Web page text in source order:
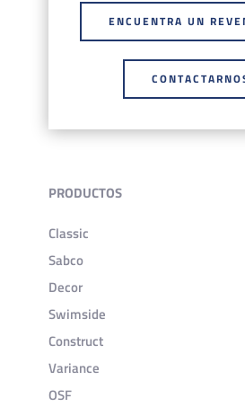
ENCUENTRA UN
PRODUCTOS
Classic
Sabco
Decor
Swimside
Construct
Variance
OSF